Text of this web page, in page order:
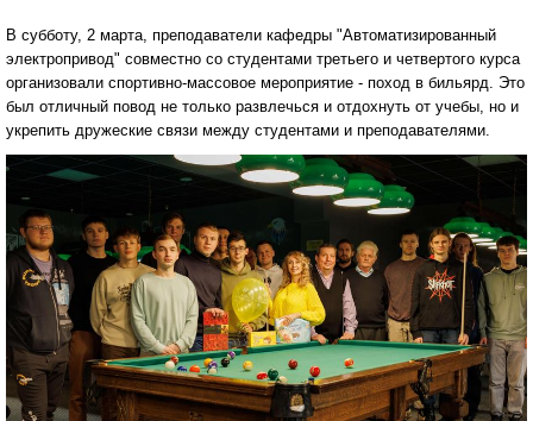
В субботу, 2 марта, преподаватели кафедры "Автоматизированный
электропривод" совместно со студентами третьего и четвертого курса
организовали спортивно-массовое мероприятие - поход в бильярд. Это
был отличный повод не только развлечься и отдохнуть от учебы, но и
укрепить дружеские связи между студентами и преподавателями.